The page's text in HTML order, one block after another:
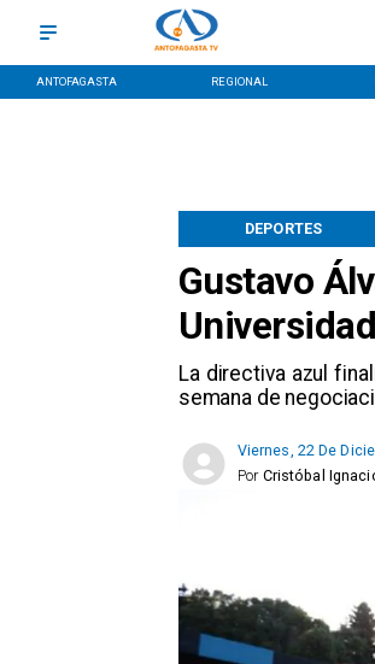
ANTOFAGASTA REGIONAL
Gustavo
La directiva azul
semana de
DEPORTES
Viernes, 22 De
Cristóbal
Por